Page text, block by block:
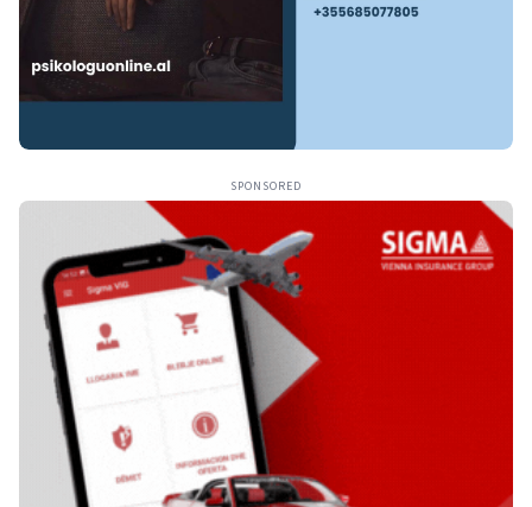
SPONSORED